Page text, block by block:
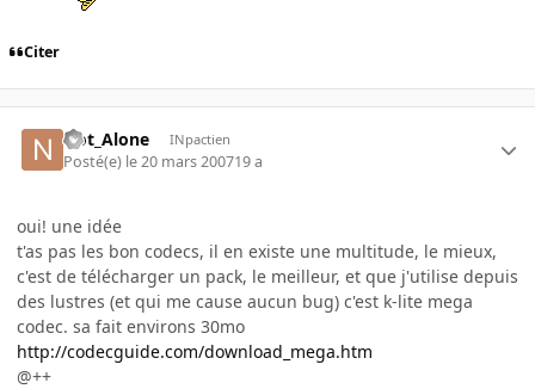
Citer
Not_Alone INpactien
Posté(e) le 20 mars 200719 a
oui! une idée
t'as pas les bon codecs, il en existe une multitude, le mieux,
c'est de télécharger un pack, le meilleur, et que j'utilise depuis
des lustres (et qui me cause aucun bug) c'est k-lite mega
codec. sa fait environs 30mo
http://codecguide.com/download_mega.htm
@++